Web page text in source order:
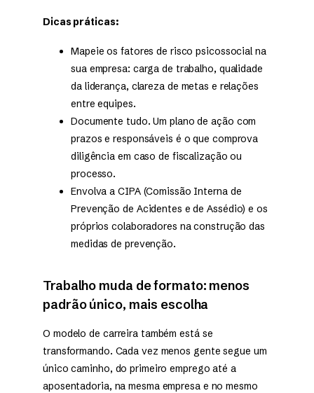
Dicas práticas:
Mapeie os fatores de risco psicossocial na
sua empresa: carga de trabalho, qualidade
da liderança, clareza de metas e relações
entre equipes.
Documente tudo. Um plano de ação com
prazos e responsáveis é o que comprova
diligência em caso de fiscalização ou
processo.
Envolva a CIPA (Comissão Interna de
Prevenção de Acidentes e de Assédio) e os
próprios colaboradores na construção das
medidas de prevenção.
Trabalho muda de formato: menos
padrão único, mais escolha
O modelo de carreira também está se
transformando. Cada vez menos gente segue um
único caminho, do primeiro emprego até a
aposentadoria, na mesma empresa e no mesmo